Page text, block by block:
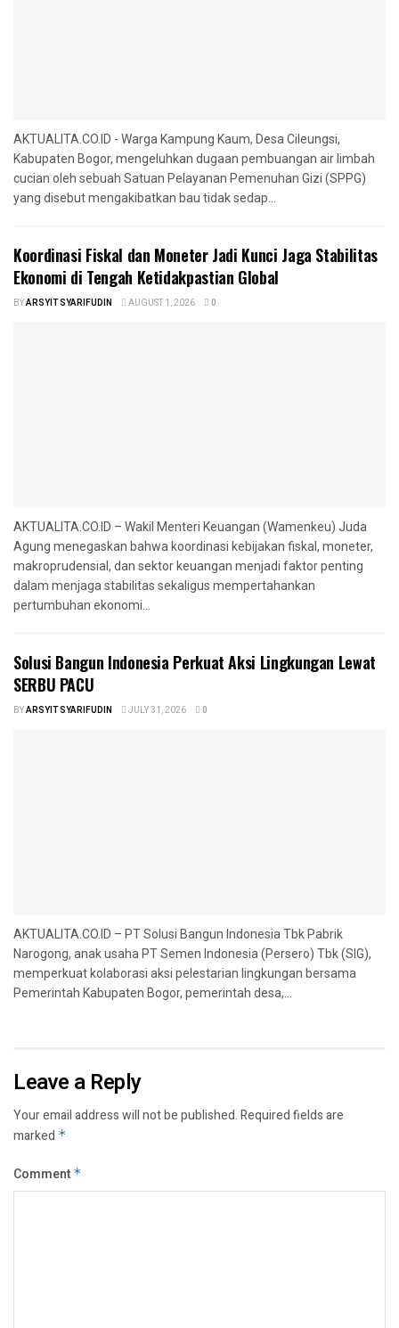
AKTUALITA.CO.ID - Warga Kampung Kaum, Desa Cileungsi,
Kabupaten Bogor, mengeluhkan dugaan pembuangan air limbah
cucian oleh sebuah Satuan Pelayanan Pemenuhan Gizi (SPPG)
yang disebut mengakibatkan bau tidak sedap...
‎Koordinasi Fiskal dan Moneter Jadi Kunci Jaga Stabilitas
Ekonomi di Tengah Ketidakpastian Global
BYARSYIT SYARIFUDIN AUGUST 1, 2026 0
AKTUALITA.CO.ID – Wakil Menteri Keuangan (Wamenkeu) Juda
Agung menegaskan bahwa koordinasi kebijakan fiskal, moneter,
makroprudensial, dan sektor keuangan menjadi faktor penting
dalam menjaga stabilitas sekaligus mempertahankan
pertumbuhan ekonomi...
Solusi Bangun Indonesia Perkuat Aksi Lingkungan Lewat
SERBU PACU
BYARSYIT SYARIFUDIN JULY 31, 2026 0
AKTUALITA.CO.ID – PT Solusi Bangun Indonesia Tbk Pabrik
Narogong, anak usaha PT Semen Indonesia (Persero) Tbk (SIG),
memperkuat kolaborasi aksi pelestarian lingkungan bersama
Pemerintah Kabupaten Bogor, pemerintah desa,...
Leave a Reply
Your email address will not be published.Required fields are
marked *
Comment *